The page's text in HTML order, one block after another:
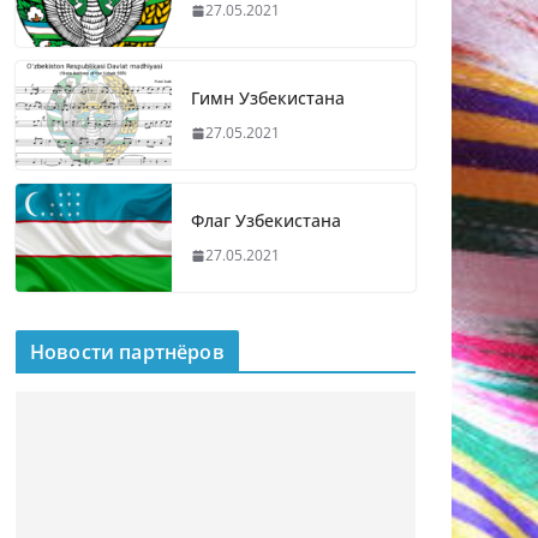
27.05.2021
Гимн Узбекистана
27.05.2021
Флаг Узбекистана
27.05.2021
Новости партнёров